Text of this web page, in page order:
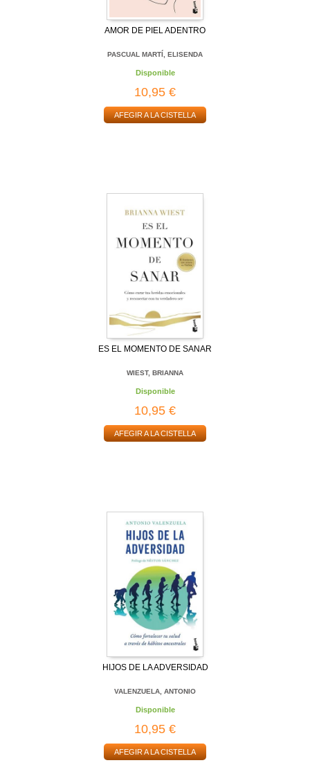
AMOR DE PIEL ADENTRO
PASCUAL MARTÍ, ELISENDA
Disponible
10,95 €
AFEGIR A LA CISTELLA
ES EL MOMENTO DE SANAR
WIEST, BRIANNA
Disponible
10,95 €
AFEGIR A LA CISTELLA
HIJOS DE LA ADVERSIDAD
VALENZUELA, ANTONIO
Disponible
10,95 €
AFEGIR A LA CISTELLA